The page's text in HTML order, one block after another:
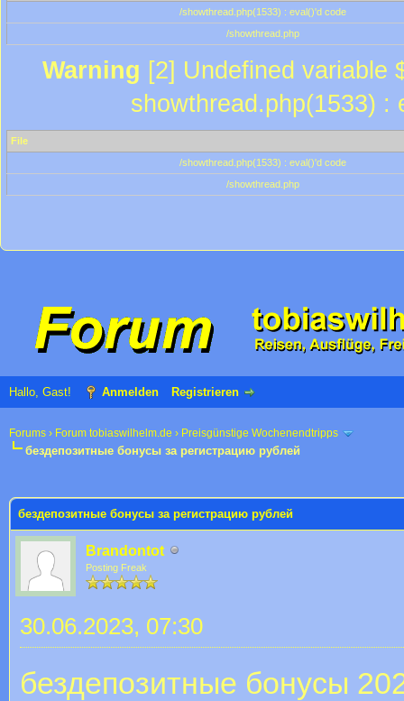
/showthread.php(1533) : eval()'d code
/showthread.php
Warning [2] Undefined variable
showthread.php(1533) :
File
/showthread.php(1533) : eval()'d code
/showthread.php
Hallo, Gast! Anmelden Registrieren
Forums › Forum tobiaswilhelm.de › Preisgünstige Wochenendtripps
бездепозитные бонусы за регистрацию рублей
бездепозитные бонусы за регистрацию рублей
Brandontot
Posting Freak
30.06.2023, 07:30
бездепозитные бонусы